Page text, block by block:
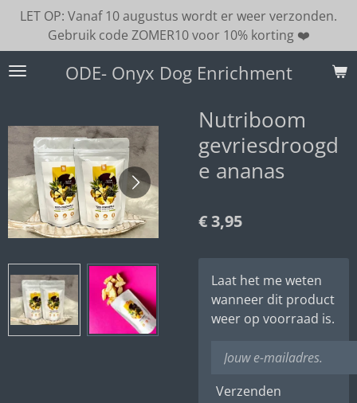
naar
de
ODE- Onyx Dog Enrichment
LET OP: Vanaf 10 augustus wordt er weer verzonden.
Gebruik code ZOMER10 voor 10% korting ❤️
Nutriboom
gevriesdroogd
e ananas
€ 3,95
Laat het me weten
wanneer dit product
weer op voorraad is.
Verzenden